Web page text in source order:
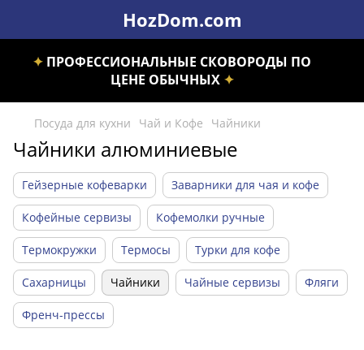
HozDom.com
✦ ПРОФЕССИОНАЛЬНЫЕ СКОВОРОДЫ ПО
ЦЕНЕ ОБЫЧНЫХ ✦
Посуда для кухни Чай и Кофе Чайники
Чайники алюминиевые
Гейзерные кофеварки Заварники для чая и кофе
Кофейные сервизы Кофемолки ручные
Термокружки Термосы Турки для кофе
Сахарницы Чайники Чайные сервизы Фляги
Френч-прессы